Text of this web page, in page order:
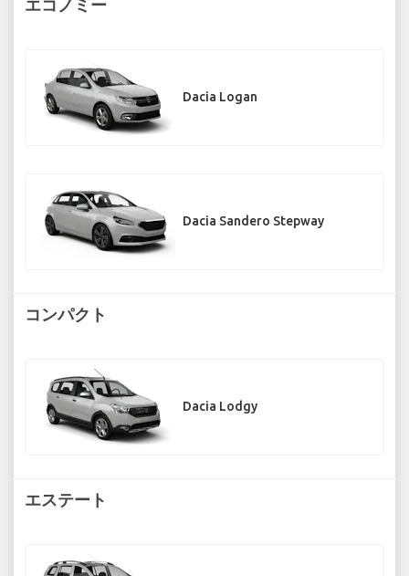
エコノミー
Dacia Logan
Dacia Sandero Stepway
コンパクト
Dacia Lodgy
エステート